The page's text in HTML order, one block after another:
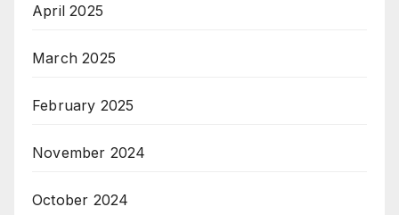
April 2025
March 2025
February 2025
November 2024
October 2024